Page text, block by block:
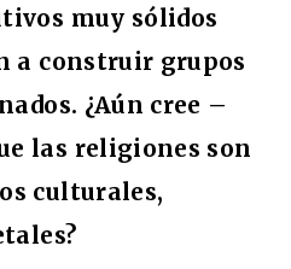
muy sólidos
a construir grupos
¿Aún cree –
las religiones son
culturales,